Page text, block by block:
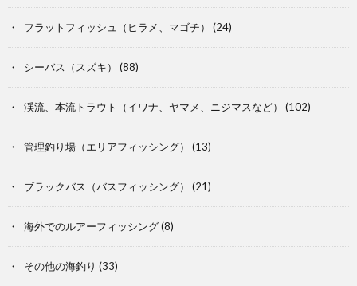
フラットフィッシュ（ヒラメ、マゴチ） (24)
シーバス（スズキ） (88)
渓流、本流トラウト（イワナ、ヤマメ、ニジマスなど） (102)
管理釣り場（エリアフィッシング） (13)
ブラックバス（バスフィッシング） (21)
海外でのルアーフィッシング(8)
その他の海釣り (33)